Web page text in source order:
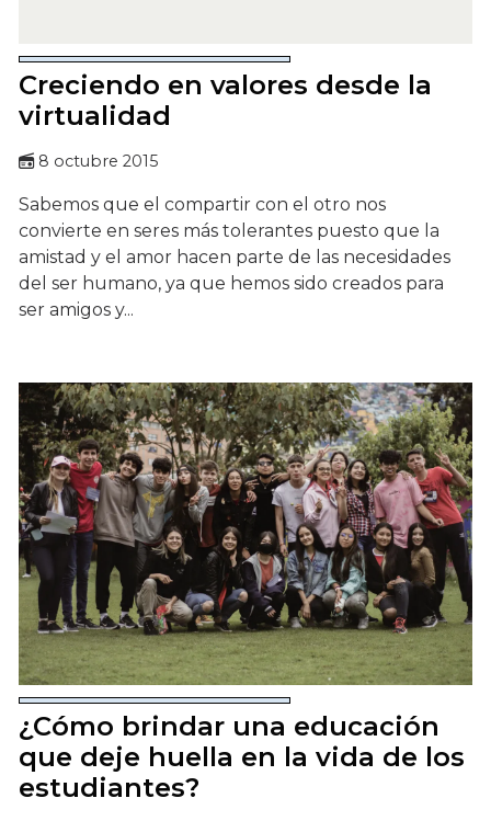
Creciendo en valores desde la
virtualidad
8 octubre 2015
Sabemos que el compartir con el otro nos
convierte en seres más tolerantes puesto que la
amistad y el amor hacen parte de las necesidades
del ser humano, ya que hemos sido creados para
ser amigos y...
¿Cómo brindar una educación
que deje huella en la vida de los
estudiantes?